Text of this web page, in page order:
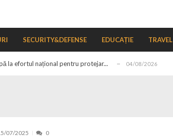
SECURITY&DEFENSE EDUCAȚIE TRAVEL
la efortul național pentru protejar... 04/08/2026
Catalogului național al zonelor pri...
de schimb ale pieței valutare în format...
07/2025 0